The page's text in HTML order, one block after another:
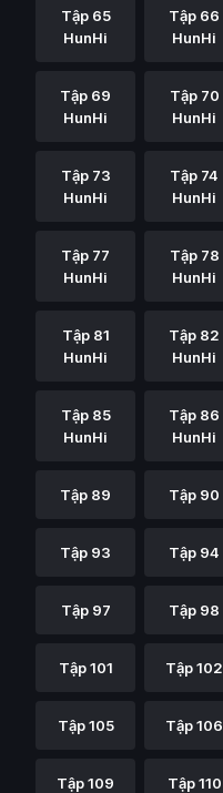
Tập 65
HunHi
Tập 66
HunHi
Tập 69
HunHi
Tập 70
HunHi
Tập 73
HunHi
Tập 74
HunHi
Tập 77
HunHi
Tập 78
HunHi
Tập 81
HunHi
Tập 82
HunHi
Tập 85
HunHi
Tập 86
HunHi
Tập 89 Tập 90
Tập 93 Tập 94
Tập 97 Tập 98
Tập 101 Tập 102
Tập 105 Tập 106
Tập 109 Tập 110